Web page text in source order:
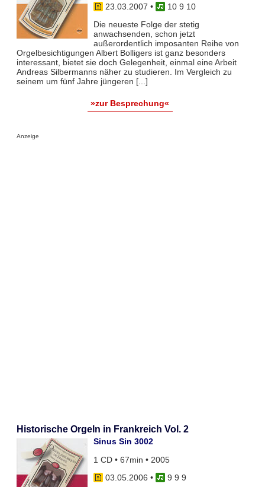
23.03.2007 •
10 9 10
Die neueste Folge der stetig
anwachsenden, schon jetzt
außerordentlich imposanten Reihe von
Orgelbesichtigungen Albert Bolligers ist ganz besonders
interessant, bietet sie doch Gelegenheit, einmal eine Arbeit
Andreas Silbermanns näher zu studieren. Im Vergleich zu
seinem um fünf Jahre jüngeren [...]
»zur Besprechung«
Anzeige
Historische Orgeln in Frankreich Vol. 2
Sinus Sin 3002
1 CD • 67min • 2005
03.05.2006 •
9 9 9